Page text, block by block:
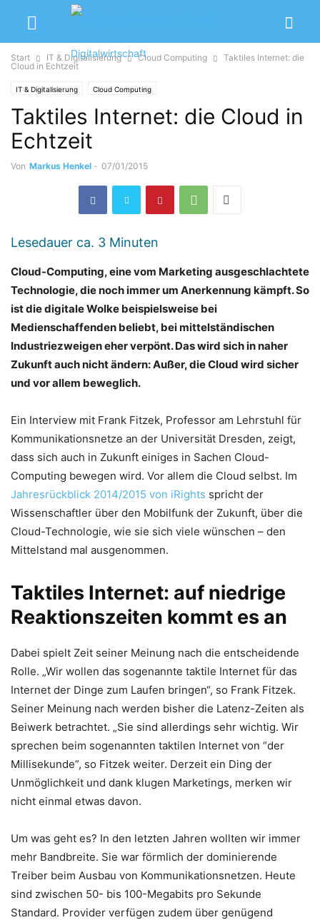
Start IT & Digitalisierung Cloud Computing
Taktiles Internet: die
Cloud in Echtzeit
IT & Digitalisierung Cloud Computing
Taktiles Internet: die Cloud in
Echtzeit
Von Markus Henkel - 07/01/2015
Lesedauer ca. 3 Minuten
Cloud-Computing, eine vom Marketing ausgeschlachtete
Technologie, die noch immer um Anerkennung kämpft. So
ist die digitale Wolke beispielsweise bei
Medienschaffenden beliebt, bei mittelständischen
Industriezweigen eher verpönt. Das wird sich in naher
Zukunft auch nicht ändern: Außer, die Cloud wird sicher
und vor allem beweglich.
Ein Interview mit Frank Fitzek, Professor am Lehrstuhl für
Kommunikationsnetze an der Universität Dresden, zeigt,
dass sich auch in Zukunft einiges in Sachen Cloud-
Computing bewegen wird. Vor allem die Cloud selbst. Im
Jahresrückblick 2014/2015 von iRights spricht der
Wissenschaftler über den Mobilfunk der Zukunft, über die
Cloud-Technologie, wie sie sich viele wünschen – den
Mittelstand mal ausgenommen.
Taktiles Internet: auf niedrige
Reaktionszeiten kommt es an
Dabei spielt Zeit seiner Meinung nach die entscheidende
Rolle. „Wir wollen das sogenannte taktile Internet für das
Internet der Dinge zum Laufen bringen“, so Frank Fitzek.
Seiner Meinung nach werden bisher die Latenz-Zeiten als
Beiwerk betrachtet. „Sie sind allerdings sehr wichtig. Wir
sprechen beim sogenannten taktilen Internet von “der
Millisekunde”, so Fitzek weiter. Derzeit ein Ding der
Unmöglichkeit und dank klugen Marketings, merken wir
nicht einmal etwas davon.
Um was geht es? In den letzten Jahren wollten wir immer
mehr Bandbreite. Sie war förmlich der dominierende
Treiber beim Ausbau von Kommunikationsnetzen. Heute
sind zwischen 50- bis 100-Megabits pro Sekunde
Standard. Provider verfügen zudem über genügend